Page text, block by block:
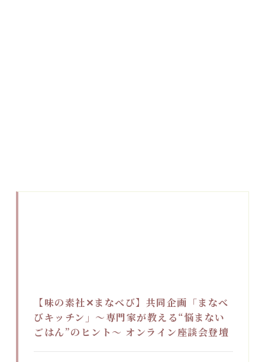
【味の素社✕まなべび】共同企画「まなべ
びキッチン」～専門家が教える“悩まない
ごはん”のヒント～ オンライン座談会登壇